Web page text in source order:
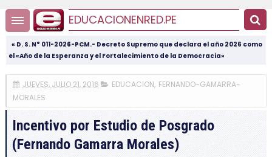
EDUCACIONENRED.PE
« D. S. N° 011-2026-PCM.- Decreto Supremo que declara el año 2026 como
el «Año de la Esperanza y el Fortalecimiento de la Democracia»
JUEVES, JULIO 21, 2016 EDUCACION, FERNANDO-GAMARRA-
MORALES
Incentivo por Estudio de Posgrado
(Fernando Gamarra Morales)